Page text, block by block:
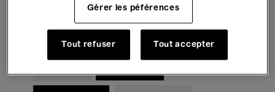
Gérer les péférences
Tout refuser Tout accepter